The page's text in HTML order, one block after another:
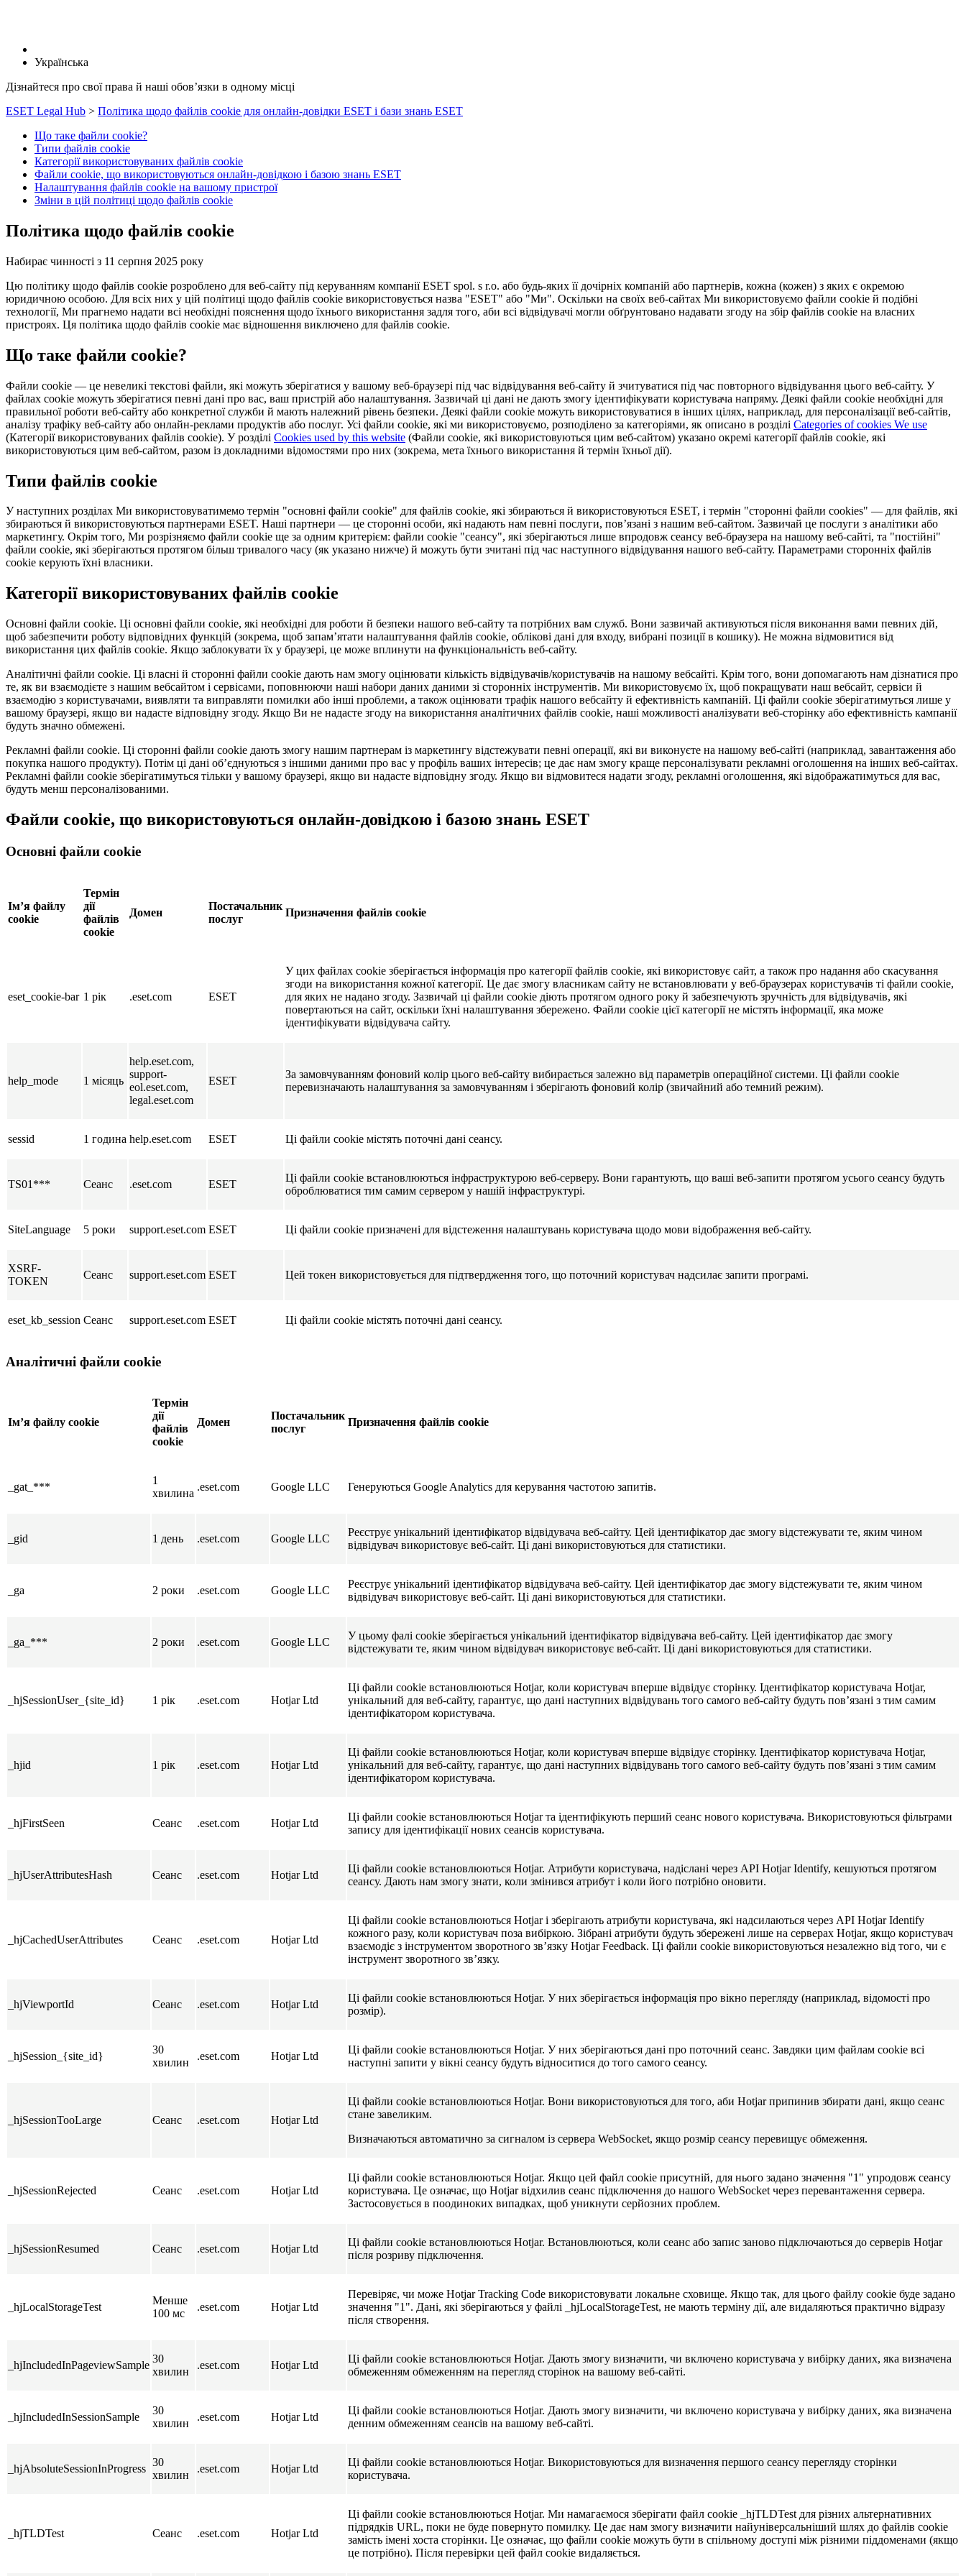
Українська
Дізнайтеся про свої права й наші обов’язки в одному місці
ESET Legal Hub > Політика щодо файлів cookie для онлайн-довідки ESET і бази знань ESET
Що таке файли cookie?
Типи файлів cookie
Категорії використовуваних файлів cookie
Файли cookie, що використовуються онлайн-довідкою і базою знань ESET
Налаштування файлів cookie на вашому пристрої
Зміни в цій політиці щодо файлів cookie
Політика щодо файлів cookie
Набирає чинності з 11 серпня 2025 року
Цю політику щодо файлів cookie розроблено для веб-сайту під керуванням компанії ESET spol. s r.o. або будь-яких її дочірніх компаній або партнерів, кожна (кожен) з яких є окремою
юридичною особою. Для всіх них у цій політиці щодо файлів cookie використовується назва "ESET" або "Ми". Оскільки на своїх веб-сайтах Ми використовуємо файли cookie й подібні
технології, Ми прагнемо надати всі необхідні пояснення щодо їхнього використання задля того, аби всі відвідувачі могли обґрунтовано надавати згоду на збір файлів cookie на власних
пристроях. Ця політика щодо файлів cookie має відношення виключено для файлів cookie.
Що таке файли cookie?
Файли cookie — це невеликі текстові файли, які можуть зберігатися у вашому веб-браузері під час відвідування веб-сайту й зчитуватися під час повторного відвідування цього веб-сайту. У
файлах cookie можуть зберігатися певні дані про вас, ваш пристрій або налаштування. Зазвичай ці дані не дають змогу ідентифікувати користувача напряму. Деякі файли cookie необхідні для
правильної роботи веб-сайту або конкретної служби й мають належний рівень безпеки. Деякі файли cookie можуть використовуватися в інших цілях, наприклад, для персоналізації веб-сайтів,
аналізу трафіку веб-сайту або онлайн-реклами продуктів або послуг. Усі файли cookie, які ми використовуємо, розподілено за категоріями, як описано в розділі Categories of cookies We use
(Категорії використовуваних файлів cookie). У розділі Cookies used by this website (Файли cookie, які використовуються цим веб-сайтом) указано окремі категорії файлів cookie, які
використовуються цим веб-сайтом, разом із докладними відомостями про них (зокрема, мета їхнього використання й термін їхньої дії).
Типи файлів cookie
У наступних розділах Ми використовуватимемо термін "основні файли cookie" для файлів cookie, які збираються й використовуються ESET, і термін "сторонні файли cookies" — для файлів, які
збираються й використовуються партнерами ESET. Наші партнери — це сторонні особи, які надають нам певні послуги, пов’язані з нашим веб-сайтом. Зазвичай це послуги з аналітики або
маркетингу. Окрім того, Ми розрізняємо файли cookie ще за одним критерієм: файли cookie "сеансу", які зберігаються лише впродовж сеансу веб-браузера на нашому веб-сайті, та "постійні"
файли cookie, які зберігаються протягом більш тривалого часу (як указано нижче) й можуть бути зчитані під час наступного відвідування нашого веб-сайту. Параметрами сторонніх файлів
cookie керують їхні власники.
Категорії використовуваних файлів cookie
Основні файли cookie. Ці основні файли cookie, які необхідні для роботи й безпеки нашого веб-сайту та потрібних вам служб. Вони зазвичай активуються після виконання вами певних дій,
щоб забезпечити роботу відповідних функцій (зокрема, щоб запам’ятати налаштування файлів cookie, облікові дані для входу, вибрані позиції в кошику). Не можна відмовитися від
використання цих файлів cookie. Якщо заблокувати їх у браузері, це може вплинути на функціональність веб-сайту.
Аналітичні файли cookie. Ці власні й сторонні файли cookie дають нам змогу оцінювати кількість відвідувачів/користувачів на нашому вебсайті. Крім того, вони допомагають нам дізнатися про
те, як ви взаємодієте з нашим вебсайтом і сервісами, поповнюючи наші набори даних даними зі сторонніх інструментів. Ми використовуємо їх, щоб покращувати наш вебсайт, сервіси й
взаємодію з користувачами, виявляти та виправляти помилки або інші проблеми, а також оцінювати трафік нашого вебсайту й ефективність кампаній. Ці файли cookie зберігатимуться лише у
вашому браузері, якщо ви надасте відповідну згоду. Якщо Ви не надасте згоду на використання аналітичних файлів cookie, наші можливості аналізувати веб-сторінку або ефективність кампанії
будуть значно обмежені.
Рекламні файли cookie. Ці сторонні файли cookie дають змогу нашим партнерам із маркетингу відстежувати певні операції, які ви виконуєте на нашому веб-сайті (наприклад, завантаження або
покупка нашого продукту). Потім ці дані об’єднуються з іншими даними про вас у профіль ваших інтересів; це дає нам змогу краще персоналізувати рекламні оголошення на інших веб-сайтах.
Рекламні файли cookie зберігатимуться тільки у вашому браузері, якщо ви надасте відповідну згоду. Якщо ви відмовитеся надати згоду, рекламні оголошення, які відображатимуться для вас,
будуть менш персоналізованими.
Файли cookie, що використовуються онлайн-довідкою і базою знань ESET
Основні файли cookie
Ім’я файлу
cookie
Термін
дії
файлів
cookie
Домен
Постачальник
послуг
Призначення файлів cookie
eset_cookie-bar 1 рік .eset.com ESET
У цих файлах cookie зберігається інформація про категорії файлів cookie, які використовує сайт, а також про надання або скасування
згоди на використання кожної категорії. Це дає змогу власникам сайту не встановлювати у веб-браузерах користувачів ті файли cookie,
для яких не надано згоду. Зазвичай ці файли cookie діють протягом одного року й забезпечують зручність для відвідувачів, які
повертаються на сайт, оскільки їхні налаштування збережено. Файли cookie цієї категорії не містять інформації, яка може
ідентифікувати відвідувача сайту.
help_mode 1 місяць
help.eset.com,
support-
eol.eset.com,
legal.eset.com
ESET
За замовчуванням фоновий колір цього веб-сайту вибирається залежно від параметрів операційної системи. Ці файли cookie
перевизначають налаштування за замовчуванням і зберігають фоновий колір (звичайний або темний режим).
sessid 1 година help.eset.com ESET Ці файли cookie містять поточні дані сеансу.
TS01*** Сеанс .eset.com ESET
Ці файли cookie встановлюються інфраструктурою веб-серверу. Вони гарантують, що ваші веб-запити протягом усього сеансу будуть
оброблюватися тим самим сервером у нашій інфраструктурі.
SiteLanguage 5 роки support.eset.com ESET Ці файли cookie призначені для відстеження налаштувань користувача щодо мови відображення веб-сайту.
XSRF-
TOKEN
Сеанс support.eset.com ESET Цей токен використовується для підтвердження того, що поточний користувач надсилає запити програмі.
eset_kb_session Сеанс support.eset.com ESET Ці файли cookie містять поточні дані сеансу.
Аналітичні файли cookie
Ім’я файлу cookie
Термін
дії
файлів
cookie
Домен
Постачальник
послуг
Призначення файлів cookie
_gat_***
1
хвилина
.eset.com Google LLC Генеруються Google Analytics для керування частотою запитів.
_gid 1 день .eset.com Google LLC
Реєструє унікальний ідентифікатор відвідувача веб-сайту. Цей ідентифікатор дає змогу відстежувати те, яким чином
відвідувач використовує веб-сайт. Ці дані використовуються для статистики.
_ga 2 роки .eset.com Google LLC
Реєструє унікальний ідентифікатор відвідувача веб-сайту. Цей ідентифікатор дає змогу відстежувати те, яким чином
відвідувач використовує веб-сайт. Ці дані використовуються для статистики.
_ga_*** 2 роки .eset.com Google LLC
У цьому фалі cookie зберігається унікальний ідентифікатор відвідувача веб-сайту. Цей ідентифікатор дає змогу
відстежувати те, яким чином відвідувач використовує веб-сайт. Ці дані використовуються для статистики.
_hjSessionUser_{site_id} 1 рік .eset.com Hotjar Ltd
Ці файли cookie встановлюються Hotjar, коли користувач вперше відвідує сторінку. Ідентифікатор користувача Hotjar,
унікальний для веб-сайту, гарантує, що дані наступних відвідувань того самого веб-сайту будуть пов’язані з тим самим
ідентифікатором користувача.
_hjid 1 рік .eset.com Hotjar Ltd
Ці файли cookie встановлюються Hotjar, коли користувач вперше відвідує сторінку. Ідентифікатор користувача Hotjar,
унікальний для веб-сайту, гарантує, що дані наступних відвідувань того самого веб-сайту будуть пов’язані з тим самим
ідентифікатором користувача.
_hjFirstSeen Сеанс .eset.com Hotjar Ltd
Ці файли cookie встановлюються Hotjar та ідентифікують перший сеанс нового користувача. Використовуються фільтрами
запису для ідентифікації нових сеансів користувача.
_hjUserAttributesHash Сеанс .eset.com Hotjar Ltd
Ці файли cookie встановлюються Hotjar. Атрибути користувача, надіслані через API Hotjar Identify, кешуються протягом
сеансу. Дають нам змогу знати, коли змінився атрибут і коли його потрібно оновити.
_hjCachedUserAttributes Сеанс .eset.com Hotjar Ltd
Ці файли cookie встановлюються Hotjar і зберігають атрибути користувача, які надсилаються через API Hotjar Identify
кожного разу, коли користувач поза вибіркою. Зібрані атрибути будуть збережені лише на серверах Hotjar, якщо користувач
взаємодіє з інструментом зворотного зв’язку Hotjar Feedback. Ці файли cookie використовуються незалежно від того, чи є
інструмент зворотного зв’язку.
_hjViewportId Сеанс .eset.com Hotjar Ltd
Ці файли cookie встановлюються Hotjar. У них зберігається інформація про вікно перегляду (наприклад, відомості про
розмір).
_hjSession_{site_id}
30
хвилин
.eset.com Hotjar Ltd
Ці файли cookie встановлюються Hotjar. У них зберігаються дані про поточний сеанс. Завдяки цим файлам cookie всі
наступні запити у вікні сеансу будуть відноситися до того самого сеансу.
_hjSessionTooLarge Сеанс .eset.com Hotjar Ltd
Ці файли cookie встановлюються Hotjar. Вони використовуються для того, аби Hotjar припинив збирати дані, якщо сеанс
стане завеликим.
Визначаються автоматично за сигналом із сервера WebSocket, якщо розмір сеансу перевищує обмеження.
_hjSessionRejected Сеанс .eset.com Hotjar Ltd
Ці файли cookie встановлюються Hotjar. Якщо цей файл cookie присутній, для нього задано значення "1" упродовж сеансу
користувача. Це означає, що Hotjar відхилив сеанс підключення до нашого WebSocket через перевантаження сервера.
Застосовується в поодиноких випадках, щоб уникнути серйозних проблем.
_hjSessionResumed Сеанс .eset.com Hotjar Ltd
Ці файли cookie встановлюються Hotjar. Встановлюються, коли сеанс або запис заново підключаються до серверів Hotjar
після розриву підключення.
_hjLocalStorageTest
Менше
100 мс
.eset.com Hotjar Ltd
Перевіряє, чи може Hotjar Tracking Code використовувати локальне сховище. Якщо так, для цього файлу cookie буде задано
значення "1". Дані, які зберігаються у файлі _hjLocalStorageTest, не мають терміну дії, але видаляються практично відразу
після створення.
_hjIncludedInPageviewSample
30
хвилин
.eset.com Hotjar Ltd
Ці файли cookie встановлюються Hotjar. Дають змогу визначити, чи включено користувача у вибірку даних, яка визначена
обмеженням обмеженням на перегляд сторінок на вашому веб-сайті.
_hjIncludedInSessionSample
30
хвилин
.eset.com Hotjar Ltd
Ці файли cookie встановлюються Hotjar. Дають змогу визначити, чи включено користувача у вибірку даних, яка визначена
денним обмеженням сеансів на вашому веб-сайті.
_hjAbsoluteSessionInProgress
30
хвилин
.eset.com Hotjar Ltd
Ці файли cookie встановлюються Hotjar. Використовуються для визначення першого сеансу перегляду сторінки
користувача.
_hjTLDTest Сеанс .eset.com Hotjar Ltd
Ці файли cookie встановлюються Hotjar. Ми намагаємося зберігати файл cookie _hjTLDTest для різних альтернативних
підрядків URL, поки не буде повернуто помилку. Це дає нам змогу визначити найуніверсальніший шлях до файлів cookie
замість імені хоста сторінки. Це означає, що файли cookie можуть бути в спільному доступі між різними піддоменами (якщо
це потрібно). Після перевірки цей файл cookie видаляється.